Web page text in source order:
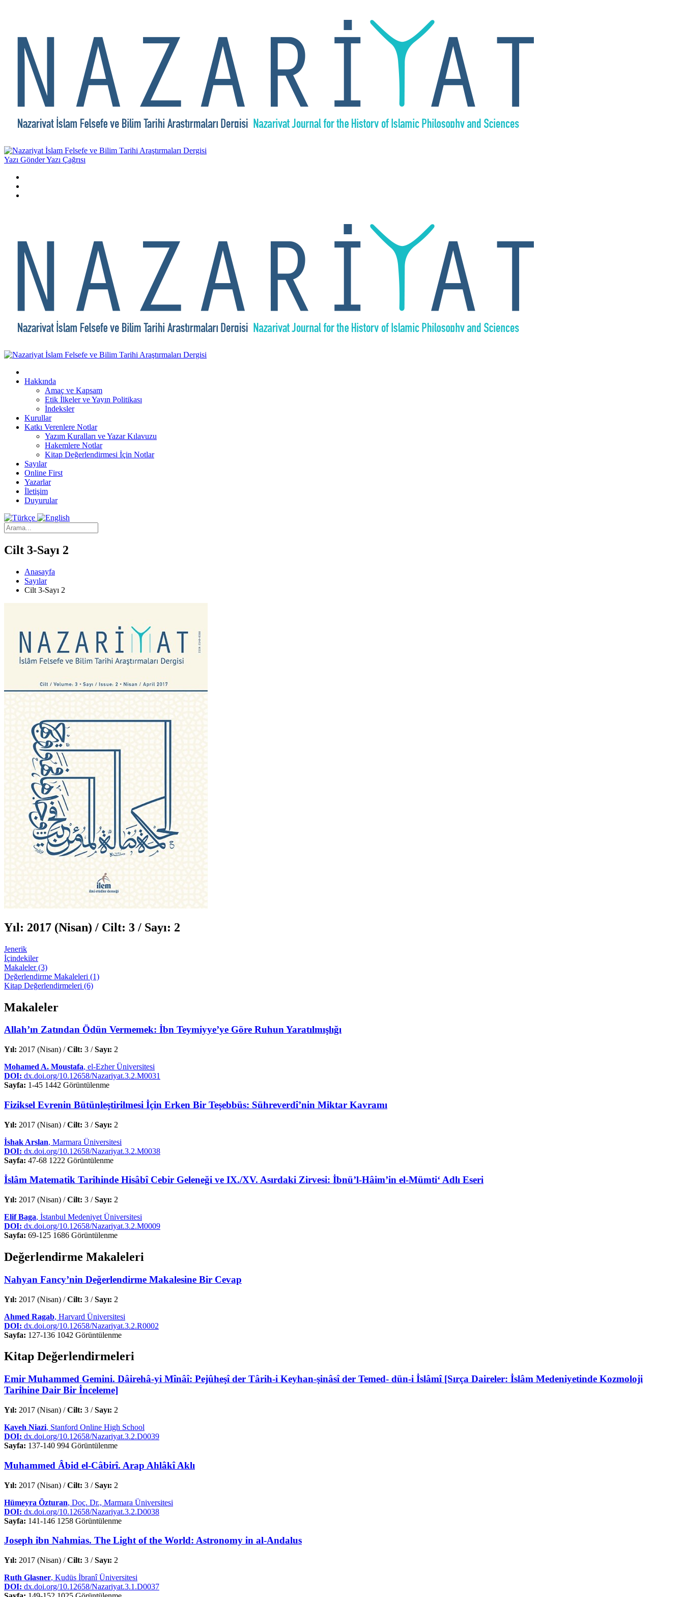
Yazı GönderYazı Çağrısı
Hakkında
Amaç ve Kapsam
Etik İlkeler ve Yayın Politikası
İndeksler
Kurullar
Katkı Verenlere Notlar
Yazım Kuralları ve Yazar Kılavuzu
Hakemlere Notlar
Kitap Değerlendirmesi İçin Notlar
Sayılar
Online First
Yazarlar
İletişim
Duyurular
Cilt 3-Sayı 2
Anasayfa
Sayılar
Cilt 3-Sayı 2
Yıl: 2017 (Nisan) / Cilt: 3 / Sayı: 2
Jenerik
İçindekiler
Makaleler (3)
Değerlendirme Makaleleri (1)
Kitap Değerlendirmeleri (6)
Makaleler
Allah’ın Zatından Ödün Vermemek: İbn Teymiyye’ye Göre Ruhun Yaratılmışlığı
Yıl: 2017 (Nisan) /Cilt: 3 /Sayı: 2
Mohamed A. Moustafa, el-Ezher Üniversitesi
DOI: dx.doi.org/10.12658/Nazariyat.3.2.M0031
Sayfa: 1-45 1442 Görüntülenme
Fiziksel Evrenin Bütünleştirilmesi İçin Erken Bir Teşebbüs: Sühreverdî’nin Miktar Kavramı
Yıl: 2017 (Nisan) /Cilt: 3 /Sayı: 2
İshak Arslan, Marmara Üniversitesi
DOI: dx.doi.org/10.12658/Nazariyat.3.2.M0038
Sayfa: 47-68 1222 Görüntülenme
İslâm Matematik Tarihinde Hisâbî Cebir Geleneği ve IX./XV. Asırdaki Zirvesi: İbnü’l-Hâim’in el-Mümti‘ Adlı Eseri
Yıl: 2017 (Nisan) /Cilt: 3 /Sayı: 2
Elif Baga, İstanbul Medeniyet Üniversitesi
DOI: dx.doi.org/10.12658/Nazariyat.3.2.M0009
Sayfa: 69-125 1686 Görüntülenme
Değerlendirme Makaleleri
Nahyan Fancy’nin Değerlendirme Makalesine Bir Cevap
Yıl: 2017 (Nisan) /Cilt: 3 /Sayı: 2
Ahmed Ragab, Harvard Üniversitesi
DOI: dx.doi.org/10.12658/Nazariyat.3.2.R0002
Sayfa: 127-136 1042 Görüntülenme
Kitap Değerlendirmeleri
Emir Muhammed Gemini. Dâirehâ-yi Mînâî: Pejûheşî der Târih-i Keyhan-şinâsî der Temed- dün-i İslâmî [Sırça Daireler: İslâm Medeniyetinde Kozmoloji
Tarihine Dair Bir İnceleme]
Yıl: 2017 (Nisan) /Cilt: 3 /Sayı: 2
Kaveh Niazi, Stanford Online High School
DOI: dx.doi.org/10.12658/Nazariyat.3.2.D0039
Sayfa: 137-140 994 Görüntülenme
Muhammed Âbid el-Câbirî. Arap Ahlâkî Aklı
Yıl: 2017 (Nisan) /Cilt: 3 /Sayı: 2
Hümeyra Özturan, Doç. Dr., Marmara Üniversitesi
DOI: dx.doi.org/10.12658/Nazariyat.3.2.D0038
Sayfa: 141-146 1258 Görüntülenme
Joseph ibn Nahmias. The Light of the World: Astronomy in al-Andalus
Yıl: 2017 (Nisan) /Cilt: 3 /Sayı: 2
Ruth Glasner, Kudüs İbranî Üniversitesi
DOI: dx.doi.org/10.12658/Nazariyat.3.1.D0037